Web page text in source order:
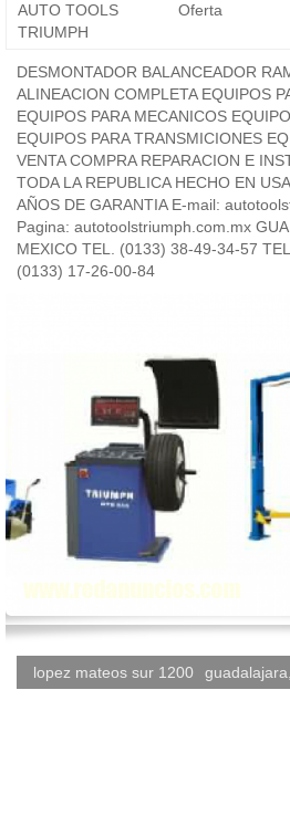
AUTO TOOLS
TRIUMPH
Oferta
DESMONTADOR BALANCEADOR
ALINEACION COMPLETA EQUIPOS
EQUIPOS PARA MECANICOS
EQUIPOS PARA TRANSMICIONES
VENTA COMPRA REPARACION E
TODA LA REPUBLICA HECHO EN
AÑOS DE GARANTIA E-mail:
Pagina: autotoolstriumph.com.mx
MEXICO TEL. (0133) 38-49-34-57
(0133) 17-26-00-84
lopez mateos sur 1200 guadalajara